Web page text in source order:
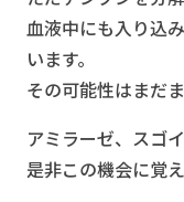
血液中にも入り込
います。
その可能性はまだ
アミラーゼ、スゴ
是非この機会に覚